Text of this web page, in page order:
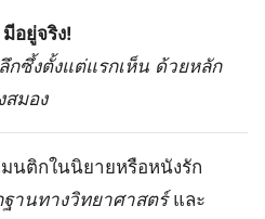
อยู่จริง!
ซึ้งตั้งแต่แรกเห็น ด้วยหลัก
สมอง
นติกในนิยายหรือหนังรัก
ฐานทางวิทยาศาสตร์และ